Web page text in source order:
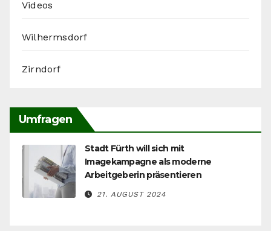
Videos
Wilhermsdorf
Zirndorf
Umfragen
Stadt Fürth will sich mit
Imagekampagne als moderne
Arbeitgeberin präsentieren
21. AUGUST 2024